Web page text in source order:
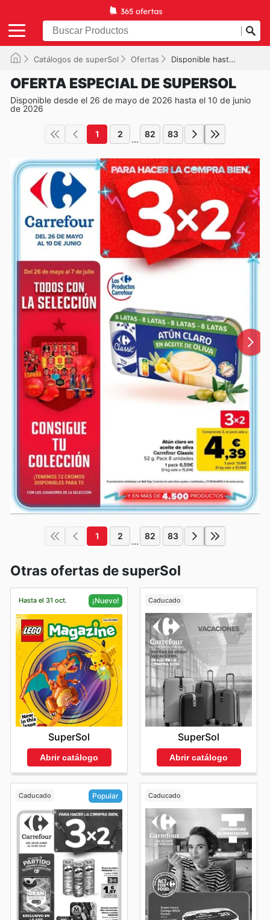
Catálogos de superSol Ofertas Disponible hasta el 10/06/2026
OFERTA ESPECIAL DE SUPERSOL
Disponible desde el 26 de mayo de 2026 hasta el 10 de junio
de 2026
1 2 ... 82 83
1 2 ... 82 83
Otras ofertas de superSol
Hasta el 31 oct. ¡Nuevo!
SuperSol
Abrir catálogo
Caducado
SuperSol
Abrir catálogo
Caducado Popular Caducado